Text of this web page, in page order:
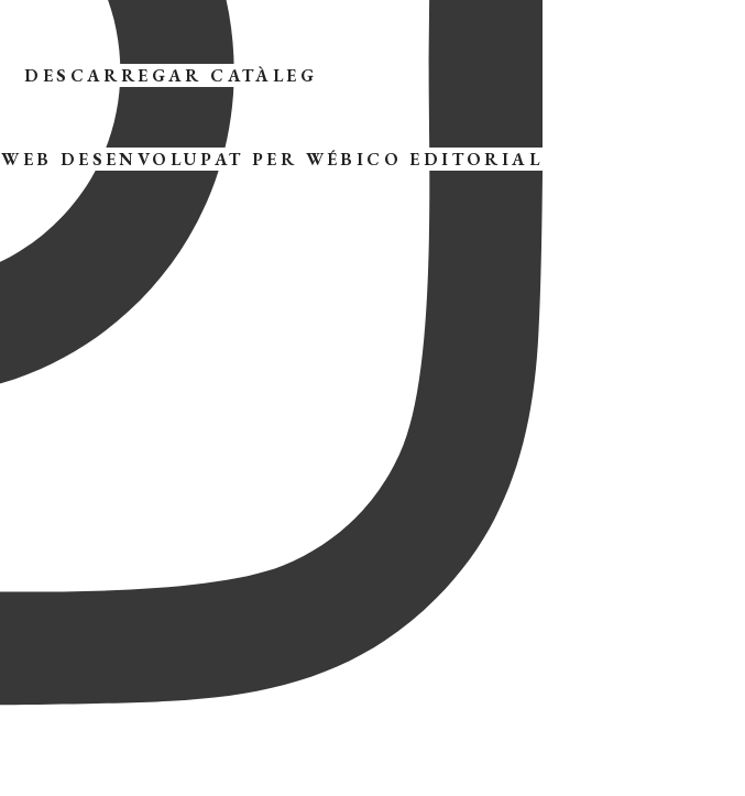
DESCARREGAR CATÀLEG
WEB DESENVOLUPAT PER WÉBICO EDITORIAL